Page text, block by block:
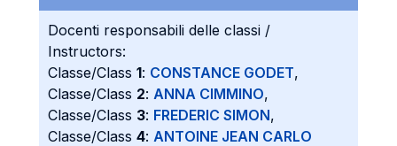
Docenti responsabili delle classi /
Instructors:
Classe/Class 1: CONSTANCE GODET,
Classe/Class 2: ANNA CIMMINO,
Classe/Class 3: FREDERIC SIMON,
Classe/Class 4: ANTOINE JEAN CARLO